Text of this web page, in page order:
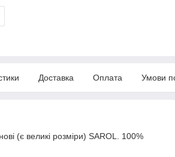
Доставка Оплата Умови
(є великі розміри) SAROL. 100%